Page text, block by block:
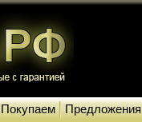
Покупаем Предложения